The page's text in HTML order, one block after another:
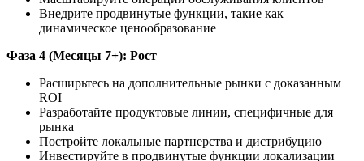
Внедрите продвинутые функции, такие как
динамическое ценообразование
Фаза 4 (Месяцы 7+): Рост
Расширьтесь на дополнительные рынки с доказанным
ROI
Разработайте продуктовые линии, специфичные для
рынка
Постройте локальные партнерства и дистрибуцию
Инвестируйте в продвинутые функции локализации